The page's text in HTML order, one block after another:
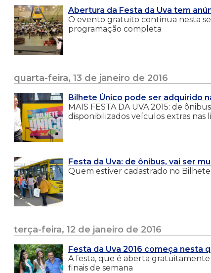
Abertura da Festa da Uva tem
O evento gratuito continua nesta
programação completa
quarta-feira, 13 de janeiro de 2016
Bilhete Único pode ser adquirido
MAIS FESTA DA UVA 2015: de
disponibilizados veículos extras nas
Festa da Uva: de ônibus, vai ser
Quem estiver cadastrado no
terça-feira, 12 de janeiro de 2016
Festa da Uva 2016 começa nesta
A festa, que é aberta gratuitamente
finais de semana